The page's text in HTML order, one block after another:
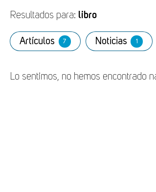
Resultados para: libro
Artículos 7 Noticias 1
Lo sentimos, no hemos encontrado